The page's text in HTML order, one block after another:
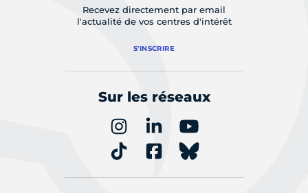
Recevez directement par email
l'actualité de vos centres d'intérêt
S'INSCRIRE
Sur les réseaux